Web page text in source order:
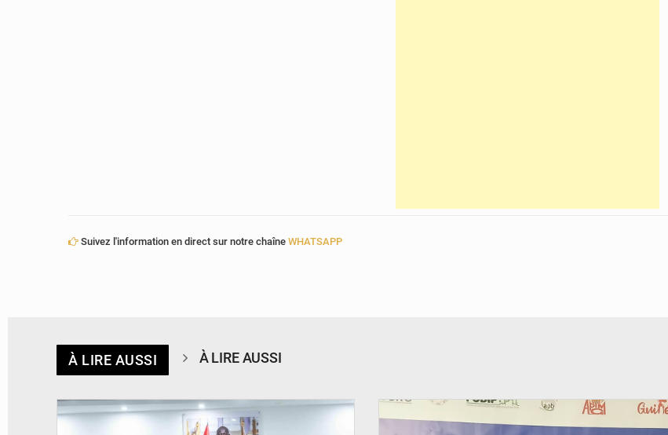
Suivez l'information en direct sur notre chaîne WHATSAPP
À LIRE AUSSI À LIRE AUSSI